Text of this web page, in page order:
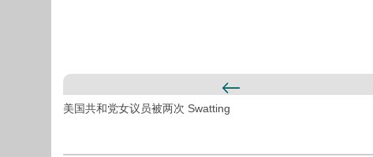
美国共和党女议员被两次 Swatting